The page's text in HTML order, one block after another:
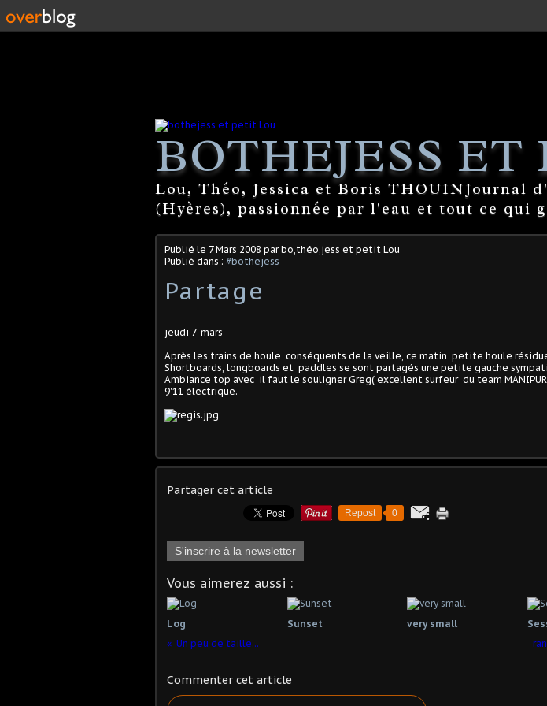
BOTHEJESS
Lou, Théo, Jessica et Boris THOUINJournal
(Hyères), passionnée par l'eau et tout ce qui
Publié le 7 Mars 2008 par bo,théo,jess et petit Lou
Publié dans : #bothejess
Partage
jeudi 7 mars
Après les trains de houle conséquents de la veille, ce matin petite houle
Shortboards, longboards et paddles se sont partagés une petite gauche
Ambiance top avec il faut le souligner Greg( excellent surfeur du team
9'11 électrique.
Partager cet article
Repost 0
S'inscrire à la newsletter
Vous aimerez aussi :
Log Sunset very small
Un peu de taille...
Commenter cet article